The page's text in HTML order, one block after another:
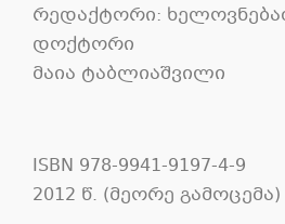
რედაქტორი:
დოქტორი
მაია ტაბლიაშვილი
ISBN 978-9941-9197-4-9
2012 წ. (მეორე გამოცემა)